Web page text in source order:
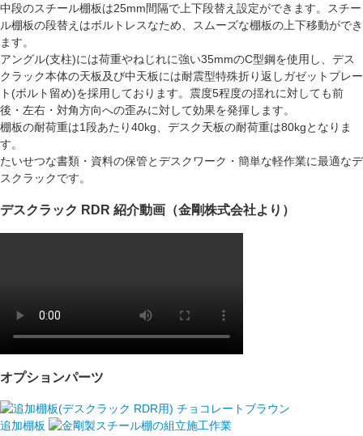
中段のスチール棚板は25mm間隔で上下段替え設定ができます。スチー
ル棚板の段替えはボルトレスなため、スムーズな棚板の上下移動ができ
ます。
アングル(支柱)には荷重やねじれに強い35mmのC型鋼を使用し、デス
クラック本体の天板及び中天板には耐震型特殊折り返しガゼットプレー
ト(ボルト留め)を採用しております。震度5程度の揺れに対しても前
後・左右・対角方向への歪みに対して効果を発揮 します。
棚板の耐荷重は1段あたり40kg 、デスク天板の耐荷重は80kgとなりま
す。
たいせつな書類・資料の保管とデスクワーク・簡単な軽作業に最適なデ
スクラックです。
デスクラック RDR 紹介動画（金剛株式会社より）
オプションパーツ
追加棚板